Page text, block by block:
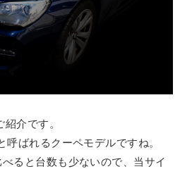
介です。
ばれるクーペモデルですね。
ると台数も少ないので、当サイ